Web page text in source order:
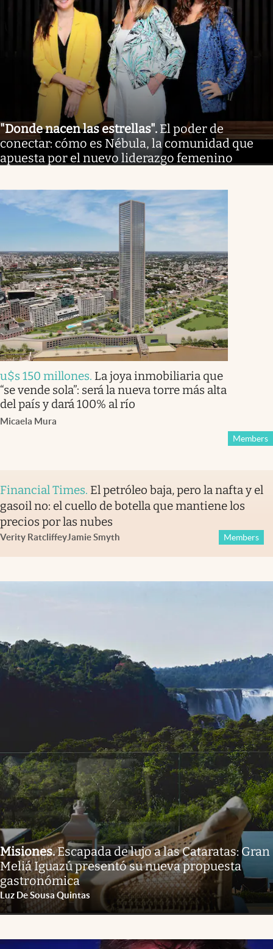
"Donde nacen las estrellas". El poder de
conectar: cómo es Nébula, la comunidad que
apuesta por el nuevo liderazgo femenino
u$s 150 millones. La joya inmobiliaria que
“se vende sola”: será la nueva torre más alta
del país y dará 100% al río
Micaela Mura
Members
Financial Times. El petróleo baja, pero la nafta y el
gasoil no: el cuello de botella que mantiene los
precios por las nubes
Verity RatcliffeyJamie Smyth Members
Misiones.Escapada de lujo a las Cataratas: Gran
Meliá Iguazú presentó su nueva propuesta
gastronómica
Luz De Sousa Quintas